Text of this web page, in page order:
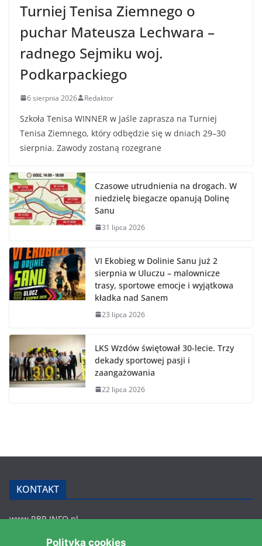
Turniej Tenisa Ziemnego o
puchar Mateusza Lechwara –
radnego Sejmiku woj.
Podkarpackiego
6 sierpnia 2026 Redaktor
Szkoła Tenisa WINNER w Jaśle zaprasza na Turniej
Tenisa Ziemnego, który odbędzie się w dniach 29–30
sierpnia. Zawody zostaną rozegrane
Czasowe utrudnienia na drogach. W
niedzielę biegacze opanują Dolinę
Sanu
31 lipca 2026
VI Ekobieg w Dolinie Sanu już 2
sierpnia w Uluczu – malownicze
trasy, sportowe emocje i wyjątkowa
kładka nad Sanem
23 lipca 2026
LKS Wzdów świętował 30-lecie. Trzy
dekady sportowej pasji i
zaangażowania
22 lipca 2026
KONTAKT
www.RBR.INFO.pl
Polityka cookies